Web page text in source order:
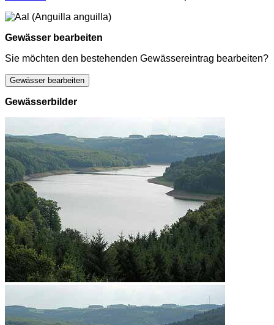
Gewässer bearbeiten
Sie möchten den bestehenden Gewässereintrag bearbeiten?
Gewässer bearbeiten
Gewässerbilder